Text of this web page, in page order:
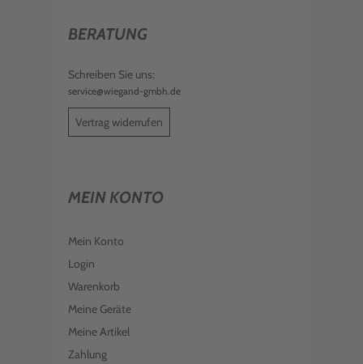
BERATUNG
Schreiben Sie uns:
service@wiegand-gmbh.de
Vertrag widerrufen
MEIN KONTO
Mein Konto
Login
Warenkorb
Meine Geräte
Meine Artikel
Zahlung